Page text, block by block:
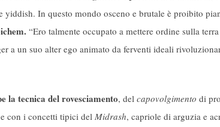
In questo mondo osceno e brutale è proibito
“Ero talmente occupato a mettere ordine sulla
a un suo alter ego animato da ferventi ideali
la tecnica del rovesciamento, del capovolgimento di
con i concetti tipici del Midrash, capriole di arguzia e